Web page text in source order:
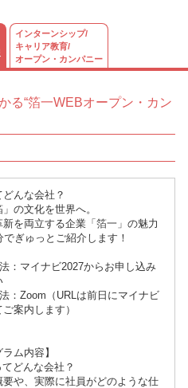
インターンシップ/
キャリア教育/
オープン・カンパニー
る“箔一WEBオープン・カン
んな会社？
」の文化を世界へ。
新を両立する企業「箔一」の魅力
でぎゅっとご紹介します！
：マイナビ2027からお申し込み
：Zoom（URLは前日にマイナビ
案内します）
ラム内容】
どんな会社？
や、実際に社員がどのような仕